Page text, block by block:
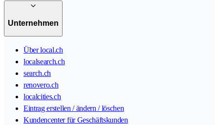
Unternehmen
Über local.ch
localsearch.ch
search.ch
renovero.ch
localcities.ch
Eintrag erstellen / ändern / löschen
Kundencenter für Geschäftskunden